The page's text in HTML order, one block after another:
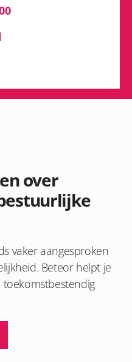
over
vaker aangesproken
Beteor helpt je